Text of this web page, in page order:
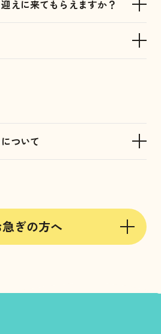
えに来てもらえますか？
ついて
急ぎの方へ